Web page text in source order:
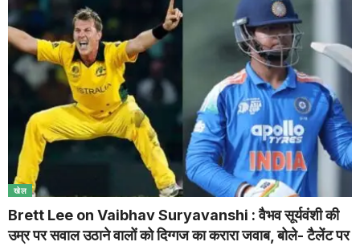
खेल
Brett Lee on Vaibhav Suryavanshi : वैभव सूर्यवंशी की
उम्र पर सवाल उठाने वालों को दिग्गज का करारा जवाब, बोले- टैलेंट पर